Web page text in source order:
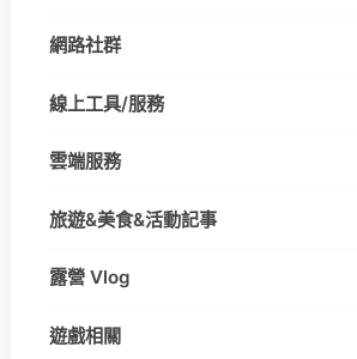
網路社群
線上工具/服務
雲端服務
旅遊&美食&活動記事
露營 Vlog
遊戲相關